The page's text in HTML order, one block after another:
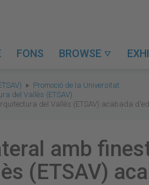
FONS BROWSE 
Promoció de la Universitat
del Vallès (ETSAV)
del Vallès (ETSAV) acabada
amb
(ETSAV)